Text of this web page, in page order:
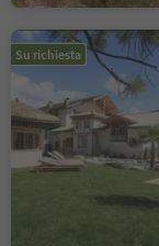
Su richiesta